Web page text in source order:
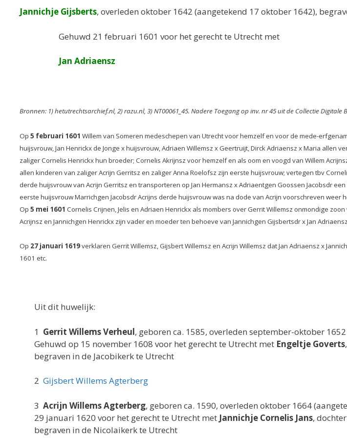
Jannichje Gijsberts, overleden oktober 1642 (aangetekend 17 oktober 1642),
Gehuwd 21 februari 1601 voor het gerecht te Utrecht met
Jan Adriaensz
Bronnen: 1) hetutrechtsarchief.nl, 2) razu.nl, 3) NT00061_45. Nadere Toegang op inv. nr 45 uit de Collectie
Op 5 februari 1601 Willem van Someren medeschepen van Utrecht voor hemzelf en voor de mede-
huijsvrouw, Jan Henrickx de Jonge x huijsvrouw, Adriaen Willemsz x Geertruijt, Dirck Adriaensz x Maria
zaliger Cornelis Henrickx hun broeder; Cornelis Akrijnsz voor hemzelf en als oom en voogd van Willem
allen kinderen van zaliger Acrijn Gerritsz en zaliger Anna Roelofsz zijn eerste huijsvrouw; vertegen tbv
derde huijsvrouw van Acrijn Gerritsz en transporteren op Jan Hermansz x Adriaentgen Goossen Jacobsdr
eerste huijsvrouw Marrichgen Jacobsdr Acrijns derde huijsvrouw was na dode van Acrijn voorschreven
Op 5 mei 1601 Cornelis Crijnen, Jelis en Adriaen Henrickx als mombers over Gerrit Willemsz onmondige
Acrijnsz en Jannichgen Henrickx zijn vader en moeder ten behoeve van Jannichgen Gijsbertsdr x Jan
Op 27 januari 1619verklaren Gerrit Willemsz, Gijsbert Willemsz en Acrijn Willemsz dat Jan Adriaensz x
1601 etc.
Uit dit huwelijk:
1 Gerrit Willems Verheul, geboren ca. 1585, overleden september-oktober
Gehuwd op 15 november 1608 voor het gerecht te Utrecht met Engeltje Goverts
begraven in de Jacobikerk te Utrecht
2 Gijsbert Willems Agterberg
3 Acrijn Willems Agterberg, geboren ca. 1590, overleden oktober 1664
29 januari 1620 voor het gerecht te Utrecht met Jannichje Cornelis Jans,
begraven in de Nicolaikerk te Utrecht